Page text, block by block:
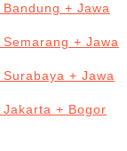
+ Jawa
+ Jawa
+ Jawa
+ Bogor